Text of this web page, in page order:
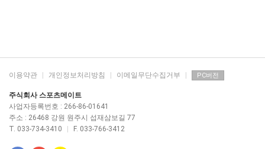
이용약관 개인정보처리방침 이메일무단수집거부 PC버전
주식회사 스포츠메이트
사업자등록번호 : 266-86-01641
주소 : 26468 강원 원주시 섭재삼보길 77
T. 033-734-3410
F. 033-766-3412